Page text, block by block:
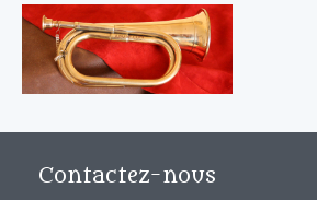
Contactez-nous